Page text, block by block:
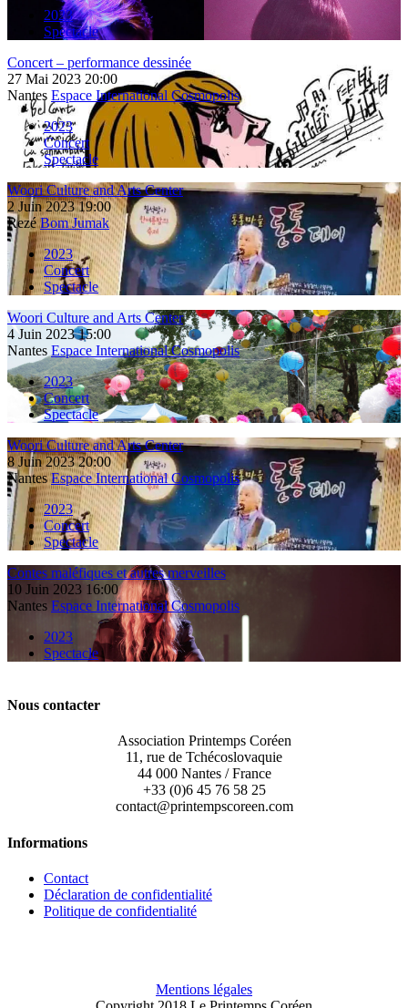
2023
Spectacle
Concert – performance dessinée
27 Mai 2023 20:00
Nantes Espace International Cosmopolis
2023
Concert
Spectacle
Woori Culture and Arts Center
2 Juin 2023 19:00
Rezé Bom Jumak
2023
Concert
Spectacle
Woori Culture and Arts Center
4 Juin 2023 15:00
Nantes Espace International Cosmopolis
2023
Concert
Spectacle
Woori Culture and Arts Center
8 Juin 2023 20:00
Nantes Espace International Cosmopolis
2023
Concert
Spectacle
Contes maléfiques et autres merveilles
10 Juin 2023 16:00
Nantes Espace International Cosmopolis
2023
Spectacle
Nous contacter
Association Printemps Coréen
11, rue de Tchécoslovaquie
44 000 Nantes / France
+33 (0)6 45 76 58 25
contact@printempscoreen.com
Informations
Contact
Déclaration de confidentialité
Politique de confidentialité
Mentions légales